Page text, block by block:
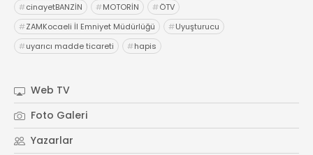
#cinayetBANZİN #MOTORİN #ÖTV
#ZAMKocaeli İl Emniyet Müdürlüğü #Uyuşturucu
#uyarıcı madde ticareti #hapis
Web TV
Foto Galeri
Yazarlar